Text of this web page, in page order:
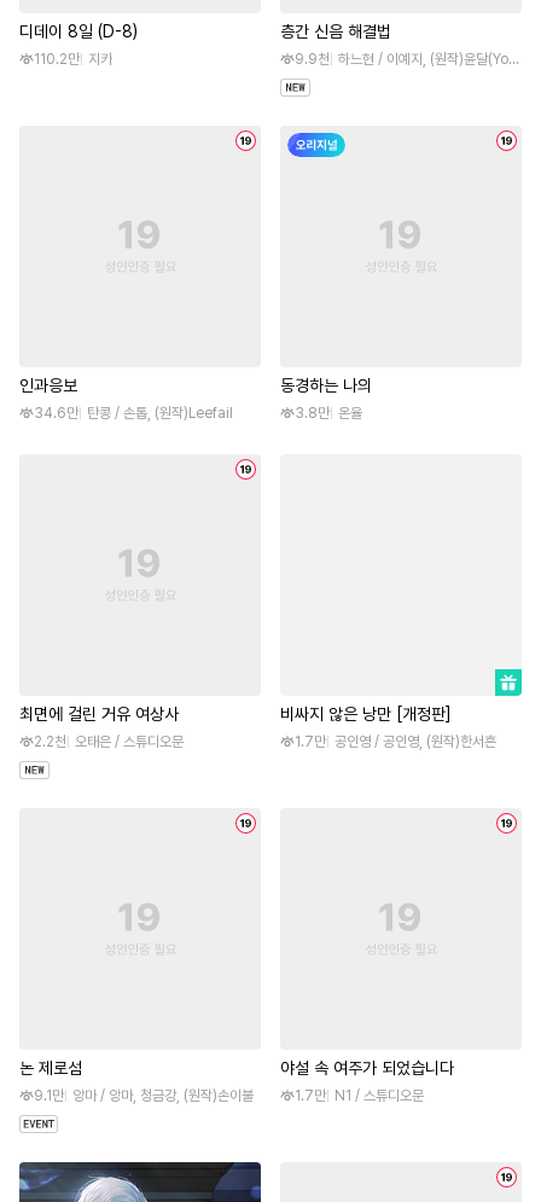
디데이 8일 (D-8)
110.2만 지카
층간 신음 해결법
9.9천 하느현 / 이예지, (원작)윤달(YounDal)
인과응보
34.6만 탄콩 / 손톱, (원작)Leefail
동경하는 나의
3.8만 온율
최면에 걸린 거유 여상사
2.2천 오태은 / 스튜디오문
비싸지 않은 낭만 [개정판]
1.7만 공인영 / 공인영, (원작)한서흔
논 제로섬
9.1만 앙마 / 앙마, 청금강, (원작)손이불
야설 속 여주가 되었습니다
1.7만 N1 / 스튜디오문